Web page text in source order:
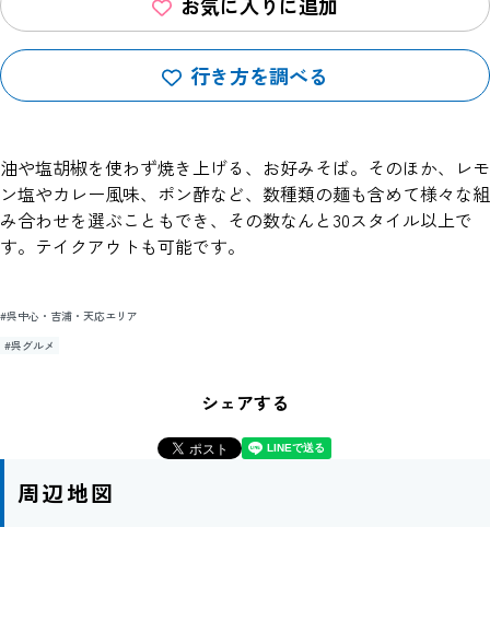
行き方を調べる
油や塩胡椒を使わず焼き上げる、お好みそば。そのほか、レモ
ン塩やカレー風味、ポン酢など、数種類の麺も含めて様々な組
み合わせを選ぶこともでき、その数なんと30スタイル以上で
す。テイクアウトも可能です。
#呉中心・吉浦・天応エリア
#呉グルメ
シェアする
周辺地図